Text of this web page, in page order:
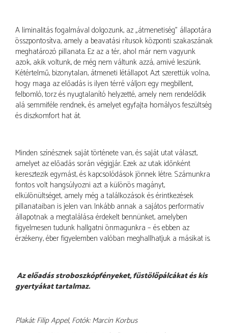
A liminalitás fogalmával dolgozunk, az „átmenetiség” állapotára
összpontosítva, amely a beavatási rítusok központi szakaszának
meghatározó pillanata. Ez az a tér, ahol már nem vagyunk
azok, akik voltunk, de még nem váltunk azzá, amivé leszünk.
Kétértelmű, bizonytalan, átmeneti létállapot. Azt szerettük volna,
hogy maga az előadás is ilyen térré váljon: egy megbillent,
felbomló, torz és nyugtalanító helyzetté, amely nem rendelődik
alá semmiféle rendnek, és amelyet egyfajta homályos feszültség
és diszkomfort hat át.
Minden színésznek saját története van, és saját utat választ,
amelyet az előadás során végigjár. Ezek az utak időnként
keresztezik egymást, és kapcsolódások jönnek létre. Számunkra
fontos volt hangsúlyozni azt a különös magányt,
elkülönültséget, amely még a találkozások és érintkezések
pillanataiban is jelen van. Inkább annak a sajátos performatív
állapotnak a megtalálása érdekelt bennünket, amelyben
figyelmesen tudunk hallgatni önmagunkra – és ebben az
érzékeny, éber figyelemben valóban meghallhatjuk a másikat is.
Az előadás stroboszkópfényeket, füstölőpálcákat és kis
gyertyákat tartalmaz.
Plakát: Filip Appel, Fotók: Marcin Korbus